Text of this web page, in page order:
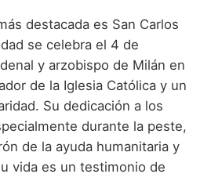
destacada es San Carlos
se celebra el 4 de
y arzobispo de Milán en
de la Iglesia Católica y un
Su dedicación a los
durante la peste,
de la ayuda humanitaria y
vida es un testimonio de